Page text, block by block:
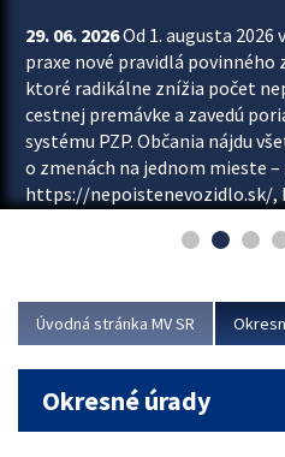
29. 06. 2026Od 1. augusta 2026
praxe nové pravidlá
ktoré radikálne znížia počet
cestnej premávke a zavedú
systému PZP. Občania nájdu
o zmenách na jednom mieste
https://nepoistenevozidlo.sk/,
asociácie poisťovní (SLASPO)
Viac
Úvodná stránka MV SR
Okresné úrady